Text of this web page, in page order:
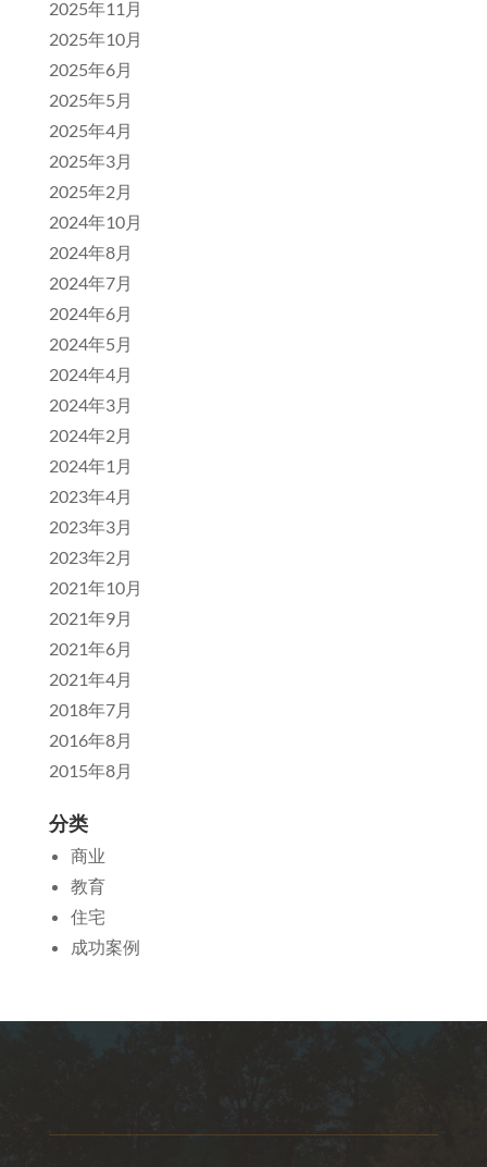
2025年11月
2025年10月
2025年6月
2025年5月
2025年4月
2025年3月
2025年2月
2024年10月
2024年8月
2024年7月
2024年6月
2024年5月
2024年4月
2024年3月
2024年2月
2024年1月
2023年4月
2023年3月
2023年2月
2021年10月
2021年9月
2021年6月
2021年4月
2018年7月
2016年8月
2015年8月
分类
商业
教育
住宅
成功案例